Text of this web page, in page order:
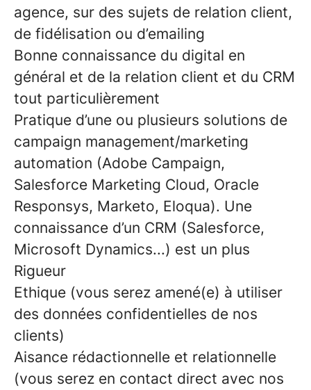
agence, sur des sujets de relation client,
de fidélisation ou d’emailing
Bonne connaissance du digital en
général et de la relation client et du CRM
tout particulièrement
Pratique d’une ou plusieurs solutions de
campaign management/marketing
automation (Adobe Campaign,
Salesforce Marketing Cloud, Oracle
Responsys, Marketo, Eloqua). Une
connaissance d’un CRM (Salesforce,
Microsoft Dynamics...) est un plus
Rigueur
Ethique (vous serez amené(e) à utiliser
des données confidentielles de nos
clients)
Aisance rédactionnelle et relationnelle
(vous serez en contact direct avec nos